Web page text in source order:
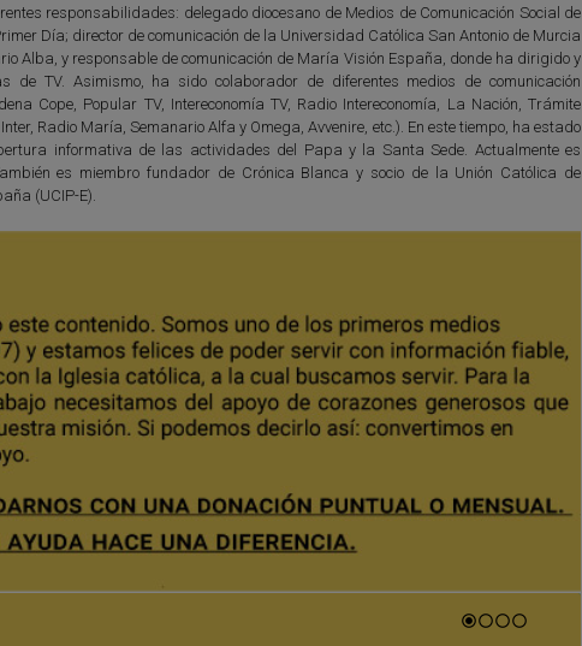
responsabilidades: delegado diocesano de Medios de Comunicación Social de
Día; director de comunicación de la Universidad Católica San Antonio de Murcia
Alba, y responsable de comunicación de María Visión España, donde ha dirigido y
de TV. Asimismo, ha sido colaborador de diferentes medios de comunicación
Cope, Popular TV, Intereconomía TV, Radio Intereconomía, La Nación, Trámite
Radio María, Semanario Alfa y Omega, Avvenire, etc.). En este tiempo, ha estado
informativa de las actividades del Papa y la Santa Sede. Actualmente es
es miembro fundador de Crónica Blanca y socio de la Unión Católica de
(UCIP-E).